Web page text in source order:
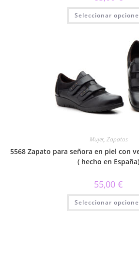
Seleccionar
Mujer, Zapatos
5568 Zapato para señora en piel con
( hecho en España)
55,00 €
Seleccionar